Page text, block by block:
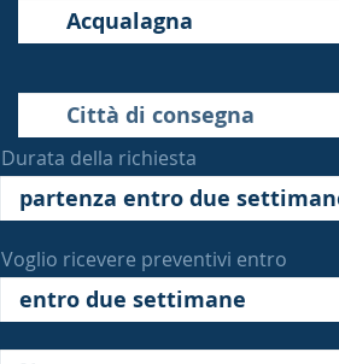
Durata della richiesta
Voglio ricevere preventivi entro